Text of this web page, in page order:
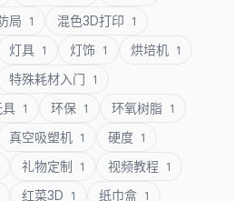
局 1 混色3D打印 1
灯具 1 灯饰 1 烘培机 1
特殊耗材入门 1
具 1 环保 1 环氧树脂 1
真空吸塑机 1 硬度 1
礼物定制 1 视频教程 1
红菜3D 1 纸巾盒 1